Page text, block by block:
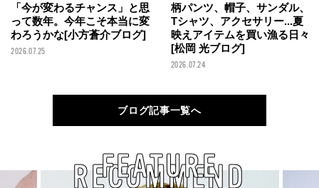
「今が変わるチャンス」と思
って数年。今年こそ本当に変
わろうかな[小方蒼介ブログ]
2026.07.25
柄パンツ、帽子、サンダル、
Tシャツ、アクセサリー...夏
映えアイテムを買い漁る日々
[松岡 光ブログ]
2026.07.24
ブログ記事一覧へ
RECOMMEND
FEATURE